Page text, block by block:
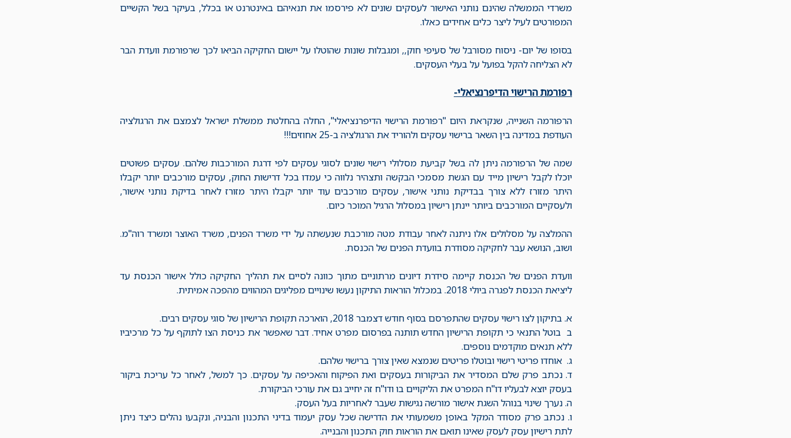
משרדי הממשלה שהינם נותני האישור לעסקים שונים לא פירסמו את תנאיהם באינטרנט או בכלל, בעיקר בשל הקשיים
המפורטים לעיל ליצר כלים אחידים כאלו.
בסופו של יום- ניסוח מסורבל של סעיפי חוק,, ומגבלות שונות שהוטלו על יישום החקיקה הביאו לכך שרפורמת וועדת הבר
לא הצליחה להקל בפועל על בעלי העסקים.
רפורמת הרישוי הדיפרנציאלי-
הרפורמה השנייה, שנקראת היום "רפורמת הרישוי הדיפרנציאלי", החלה בהחלטת ממשלת ישראל לצמצם את הרגולציה
העודפת במדינה בין השאר ברישוי עסקים ולהוריד את הרגולציה ב-25 אחוזים!!!
שמה של הרפורמה ניתן לה בשל קביעת מסלולי רישוי שונים לסוגי עסקים לפי דרגת המורכבות שלהם. עסקים פשוטים
יוכלו לקבל רישיון מייד עם הגשת מסמכי הבקשה ותצהיר נלווה כי עמדו בכל דרישות החוק, עסקים מורכבים יותר יקבלו
היתר מזורז ללא צורך בבדיקת נותני אישור, עסקים מורכבים עוד יותר יקבלו היתר מזורז לאחר בדיקת נותני אישור,
ולעסקיים המורכבים ביותר יינתן רישיון במסלול הרגיל המוכר כיום.
ההמלצה על מסלולים אלו ניתנה לאחר עבודת מטה מורכבת שנעשתה על ידי משרד הפנים, משרד האוצר ומשרד רוה"מ.
ושוב, הנושא עבר לחקיקה מסודרת בוועדת הפנים של הכנסת.
וועדת הפנים של הכנסת קיימה סידרת דיונים מרתוניים מתוך כוונה לסיים את תהליך החקיקה כולל אישור הכנסת עד
ליציאת הכנסת לפגרה ביולי 2018. במכלול הוראות התיקון נעשו שינויים מפליגים המהווים מהפכה אמיתית.
א. בתיקון לצו רישוי עסקים שהתפרסם בסוף חודש דצמבר 2018, הוארכה תקופת הרישיון של סוגי עסקים רבים.
ב בוטל התנאי כי תקופת הרישיון החדש תותנה בפרסום מפרט אחיד. דבר שאפשר את כניסת הצו לתוקף על כל מרכיביו
ללא תנאים מוקדמים נוספים.
ג. אוחדו פריטי רישוי ובוטלו פריטים שנמצא שאין צורך ברישוי שלהם.
ד. נכתב פרק שלם המסדיר את הביקורות בעסקים ואת הפיקוח והאכיפה על עסקים. כך למשל, לאחר כל עריכת ביקור
בעסק יוצא לבעליו דו"ח המפרט את הליקויים בו ודו"ח זה יחייב גם את עורכי הביקורת.
ה. נערך שינוי בנוהל השגת אישור מורשה נגישות שעבר לאחריות בעל העסק.
ו. נכתב פרק מסודר המקל באופן משמעותי את הדרישה שכל עסק יעמוד בדיני התכנון והבניה, ונקבעו נהלים כיצד ניתן
לתת רישיון עסק לעסק שאינו תואם את הוראות חוק התכנון והבנייה.